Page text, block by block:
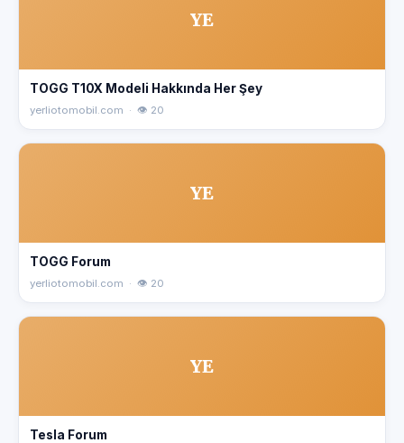
YE
TOGG T10X Modeli Hakkında Her Şey
yerliotomobil.com · 👁 20
YE
TOGG Forum
yerliotomobil.com · 👁 20
YE
Tesla Forum